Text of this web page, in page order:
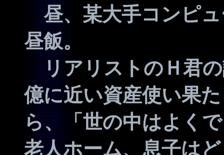
昼、某大手コンピ
昼飯。
リアリストのＨ君
億に近い資産使い果
ら、「世の中はよく
老人ホーム、息子は